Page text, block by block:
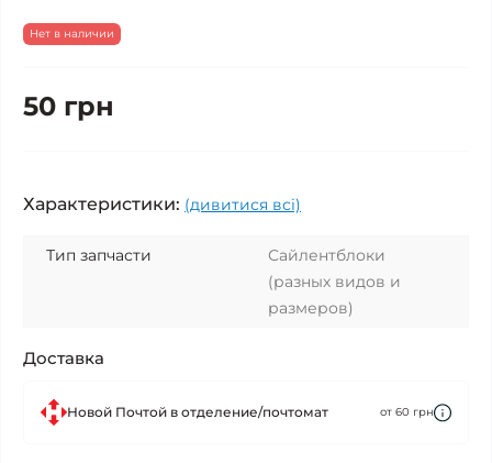
Нет в наличии
50 грн
Характеристики: (дивитися всі)
Тип запчасти
Сайлентблоки
(разных видов и
размеров)
Доставка
Новой Почтой в отделение/почтомат от 60 грн